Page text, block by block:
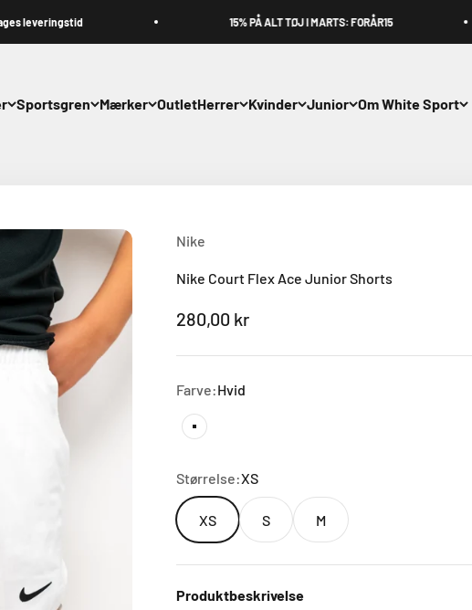
leveringstid 15% PÅ ALT TØJ I MARTS: FORÅR15
Sportsgren Mærker OutletHerrer Kvinder Junior Om White Sport
Nike
Nike Court Flex Ace Junior Shorts
Salgspris
280,00 kr
Farve:Hvid
Hvid
Størrelse:XS
XS S M
Produktbeskrivelse